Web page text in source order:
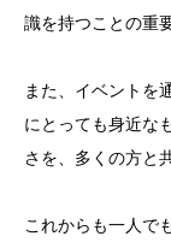
識を持つことの重
また、イベントを
にとっても身近な
さを、多くの方と
これからも一人で